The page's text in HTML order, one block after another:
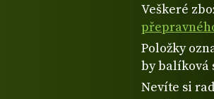
Veškeré
Položky
by balíková
Nevíte si